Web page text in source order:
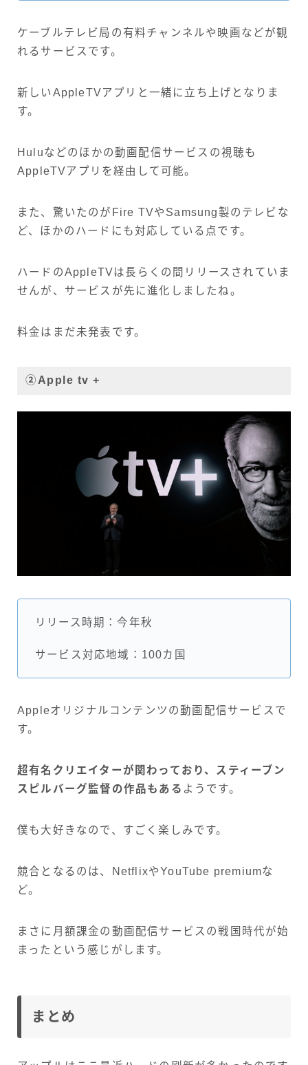
ケーブルテレビ局の有料チャンネルや映画などが観
れるサービスです。
新しいAppleTVアプリと一緒に立ち上げとなりま
す。
Huluなどのほかの動画配信サービスの視聴も
AppleTVアプリを経由して可能。
また、驚いたのがFire TVやSamsung製のテレビな
ど、ほかのハードにも対応している点です。
ハードのAppleTVは長らくの間リリースされていま
せんが、サービスが先に進化しましたね。
料金はまだ未発表です。
②Apple tv +
リリース時期：今年秋
サービス対応地域：100カ国
Appleオリジナルコンテンツの動画配信サービスで
す。
超有名クリエイターが関わっており、スティーブン
スピルバーグ監督の作品もある ようです。
僕も大好きなので、すごく楽しみです。
競合となるのは、NetflixやYouTube premiumな
ど。
まさに月額課金の動画配信サービスの戦国時代が始
まったという感じがします。
まとめ